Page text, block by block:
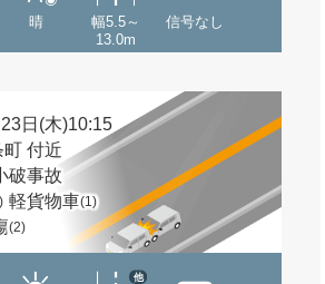
晴
幅5.5～
13.0m
信号なし
日(木)10:15
付近
破事故
軽貨物車(1)
(2)
他